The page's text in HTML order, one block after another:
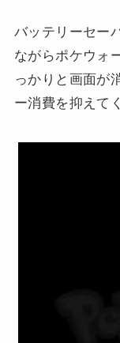
バッテリーセー
ながらポケウォ
っかりと画面が
ー消費を抑えて